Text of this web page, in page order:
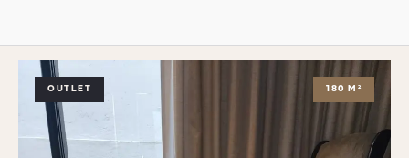
OUTLET 180 M²